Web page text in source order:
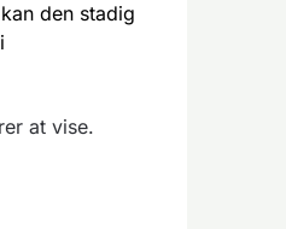
den stadig
at vise.